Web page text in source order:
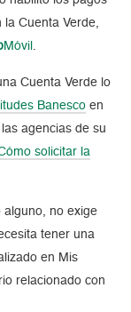
la Cuenta Verde,
Móvil .
Cuenta Verde lo
Banesco en
agencias de su
solicitar la
alguno, no exige
tener una
en Mis
relacionado con